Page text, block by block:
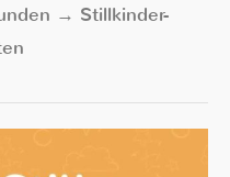
→ Stillkinder-